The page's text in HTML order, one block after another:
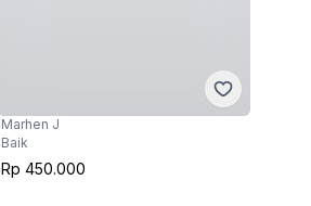
Marhen J
Baik
Rp 450.000